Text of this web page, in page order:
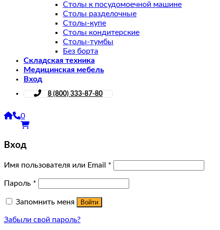
Столы к посудомоечной машине
Столы разделочные
Столы-купе
Столы кондитерские
Столы-тумбы
Без борта
Складская техника
Медицинская мебель
Вход
8 (800) 333-87-80
0
Вход
Имя пользователя или Email *
Пароль *
Запомнить меня Войти
Забыли свой пароль?